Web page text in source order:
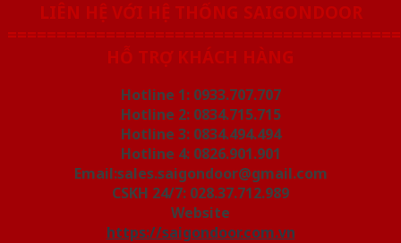
LIÊN HỆ VỚI HỆ THỐNG SAIGONDOOR
HỖ TRỢ KHÁCH HÀNG
Hotline 1: 0933.707.707
Hotline 2: 0834.715.715
Hotline 3: 0834.494.494
Hotline 4: 0826.901.901
Email:sales.saigondoor@gmail.com
CSKH 24/7: 028.37.712.989
Website
https://saigondoor.com.vn